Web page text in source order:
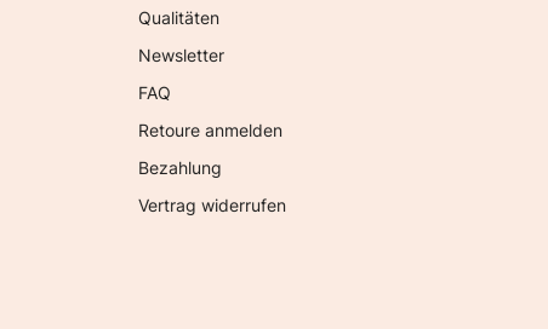
Qualitäten
Newsletter
FAQ
Retoure anmelden
Bezahlung
Vertrag widerrufen